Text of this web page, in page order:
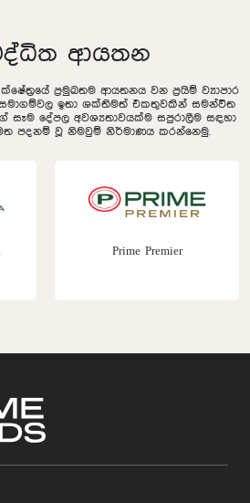
ආයතන
ප්‍රමුඛතම ආයතනය වන ප්‍රයිම් ව්‍යාපාර
ඉතා ශක්තිමත් එකතුවකින් සමන්විත
සෑම දේපල අවශ්‍යතාවයක්ම සපුරාලීම සඳහා
පදනම් වූ නිමවුම් නිර්මාණය කරන්නෙමු.
Prime Premier